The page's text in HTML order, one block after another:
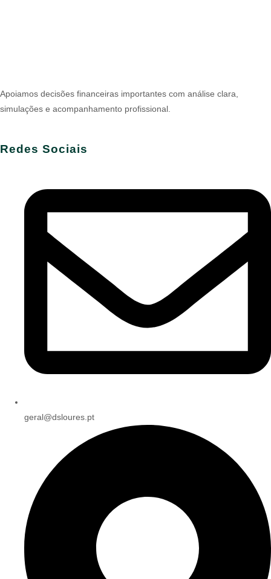
Apoiamos decisões financeiras importantes com análise clara,
simulações e acompanhamento profissional.
Redes Sociais
geral@dsloures.pt